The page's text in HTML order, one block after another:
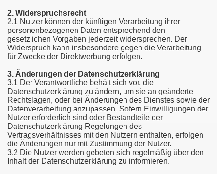
2. Widerspruchsrecht
2.1 Nutzer können der künftigen Verarbeitung ihrer
personenbezogenen Daten entsprechend den
gesetzlichen Vorgaben jederzeit widersprechen. Der
Widerspruch kann insbesondere gegen die Verarbeitung
für Zwecke der Direktwerbung erfolgen.
3. Änderungen der Datenschutzerklärung
3.1 Der Verantwortliche behält sich vor, die
Datenschutzerklärung zu ändern, um sie an geänderte
Rechtslagen, oder bei Änderungen des Dienstes sowie der
Datenverarbeitung anzupassen. Sofern Einwilligungen der
Nutzer erforderlich sind oder Bestandteile der
Datenschutzerklärung Regelungen des
Vertragsverhältnisses mit den Nutzern enthalten, erfolgen
die Änderungen nur mit Zustimmung der Nutzer.
3.2 Die Nutzer werden gebeten sich regelmäßig über den
Inhalt der Datenschutzerklärung zu informieren.